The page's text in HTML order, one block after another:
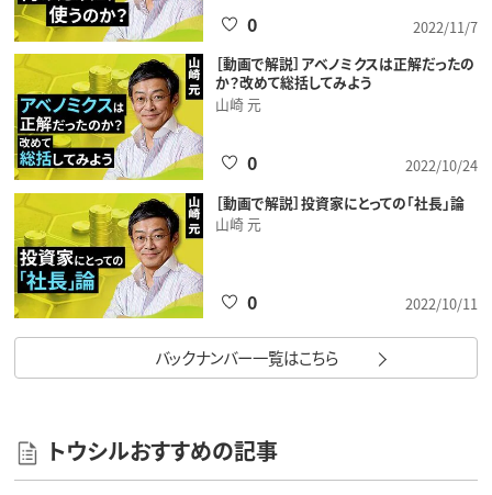
2022/11/7
0
［動画で解説］アベノミクスは正解だったの
か？改めて総括してみよう
山崎 元
2022/10/24
0
［動画で解説］投資家にとっての「社長」論
山崎 元
2022/10/11
0
バックナンバー一覧はこちら
トウシルおすすめの記事